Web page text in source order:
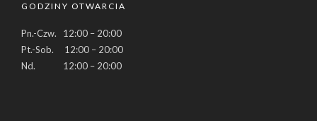
GODZINY OTWARCIA
Pn.-Czw. 12:00 – 20:00
Pt.-Sob. 12:00 – 20:00
Nd. 12:00 – 20:00